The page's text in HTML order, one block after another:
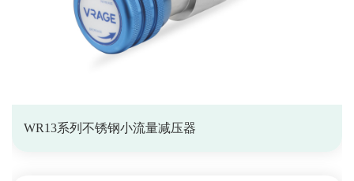
WR13系列不锈钢小流量减压器